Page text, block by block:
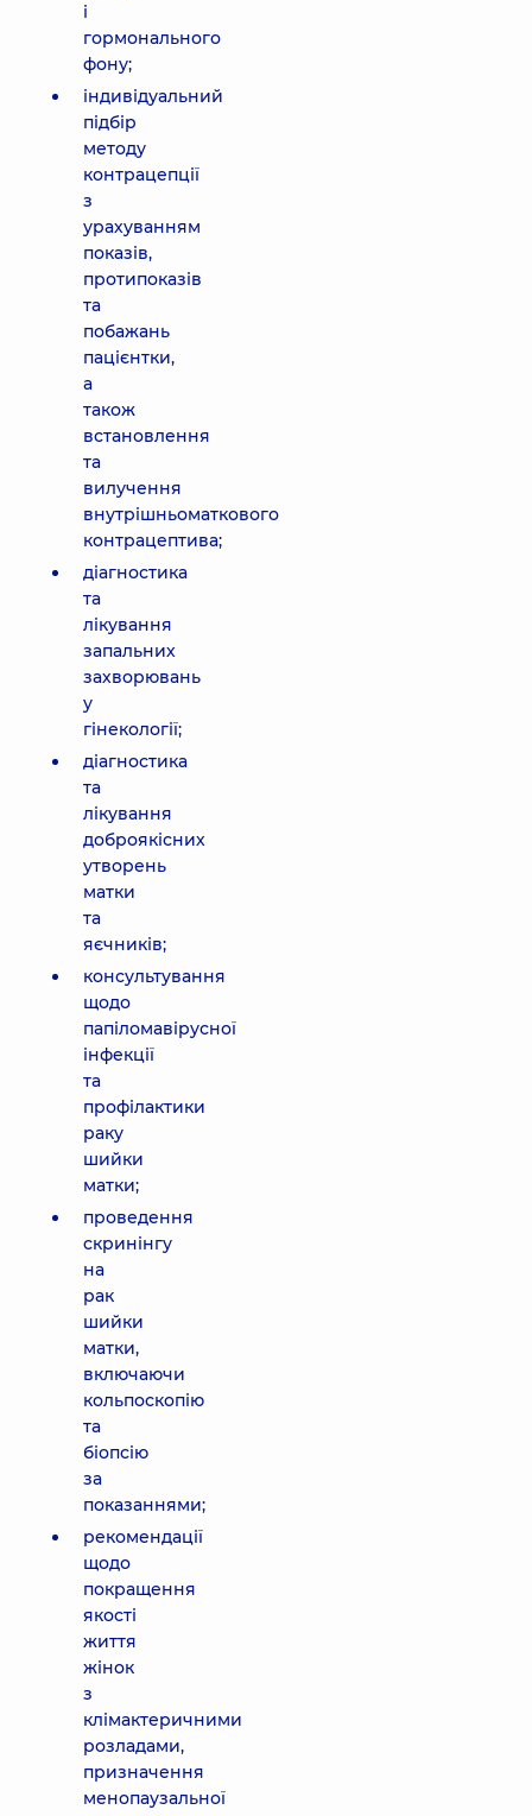
і
гормонального
фону;
індивідуальний
підбір
методу
контрацепції
з
урахуванням
показів,
протипоказів
та
побажань
пацієнтки,
а
також
встановлення
та
вилучення
внутрішньоматкового
контрацептива;
діагностика
та
лікування
запальних
захворювань
у
гінекології;
діагностика
та
лікування
доброякісних
утворень
матки
та
яєчників;
консультування
щодо
папіломавірусної
інфекції
та
профілактики
раку
шийки
матки;
проведення
скринінгу
на
рак
шийки
матки,
включаючи
кольпоскопію
та
біопсію
за
показаннями;
рекомендації
щодо
покращення
якості
життя
жінок
з
клімактеричними
розладами,
призначення
менопаузальної